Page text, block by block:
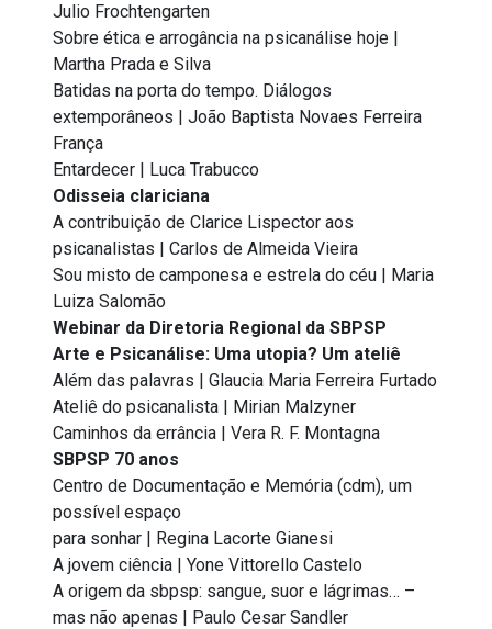
Julio Frochtengarten
Sobre ética e arrogância na psicanálise hoje |
Martha Prada e Silva
Batidas na porta do tempo. Diálogos
extemporâneos | João Baptista Novaes Ferreira
França
Entardecer | Luca Trabucco
Odisseia clariciana
A contribuição de Clarice Lispector aos
psicanalistas | Carlos de Almeida Vieira
Sou misto de camponesa e estrela do céu | Maria
Luiza Salomão
Webinar da Diretoria Regional da SBPSP
Arte e Psicanálise: Uma utopia? Um ateliê
Além das palavras | Glaucia Maria Ferreira Furtado
Ateliê do psicanalista | Mirian Malzyner
Caminhos da errância | Vera R. F. Montagna
SBPSP 70 anos
Centro de Documentação e Memória (cdm), um
possível espaço
para sonhar | Regina Lacorte Gianesi
A jovem ciência | Yone Vittorello Castelo
A origem da sbpsp: sangue, suor e lágrimas… –
mas não apenas | Paulo Cesar Sandler